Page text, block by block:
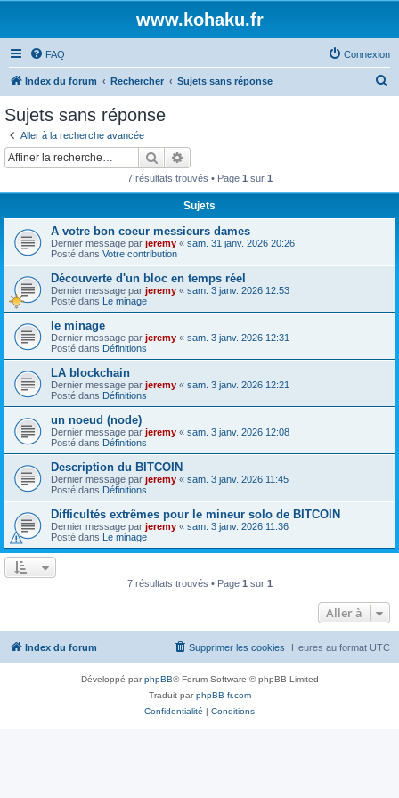
www.kohaku.fr
FAQ Connexion
Index du forum Rechercher Sujets sans réponse
Sujets sans réponse
Aller à la recherche avancée
Rechercher
7 résultats trouvés • Page 1 sur 1
Sujets
A votre bon coeur messieurs dames
Dernier message par jeremy « sam. 31 janv. 2026 20:26
Posté dans Votre contribution
Découverte d'un bloc en temps réel
Dernier message par jeremy « sam. 3 janv. 2026 12:53
Posté dans Le minage
le minage
Dernier message par jeremy « sam. 3 janv. 2026 12:31
Posté dans Définitions
LA blockchain
Dernier message par jeremy « sam. 3 janv. 2026 12:21
Posté dans Définitions
un noeud (node)
Dernier message par jeremy « sam. 3 janv. 2026 12:08
Posté dans Définitions
Description du BITCOIN
Dernier message par jeremy « sam. 3 janv. 2026 11:45
Posté dans Définitions
Difficultés extrêmes pour le mineur solo de BITCOIN
Dernier message par jeremy « sam. 3 janv. 2026 11:36
Posté dans Le minage
7 résultats trouvés • Page 1 sur 1
Aller à
Index du forum Heures au format UTC
Supprimer les cookies
Développé parphpBB® Forum Software © phpBB Limited
Traduit parphpBB-fr.com
Confidentialité | Conditions